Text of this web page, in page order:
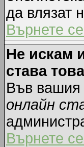
да влязат
Върнете
Не искам
става
Във вашия
онлайн
Върнете